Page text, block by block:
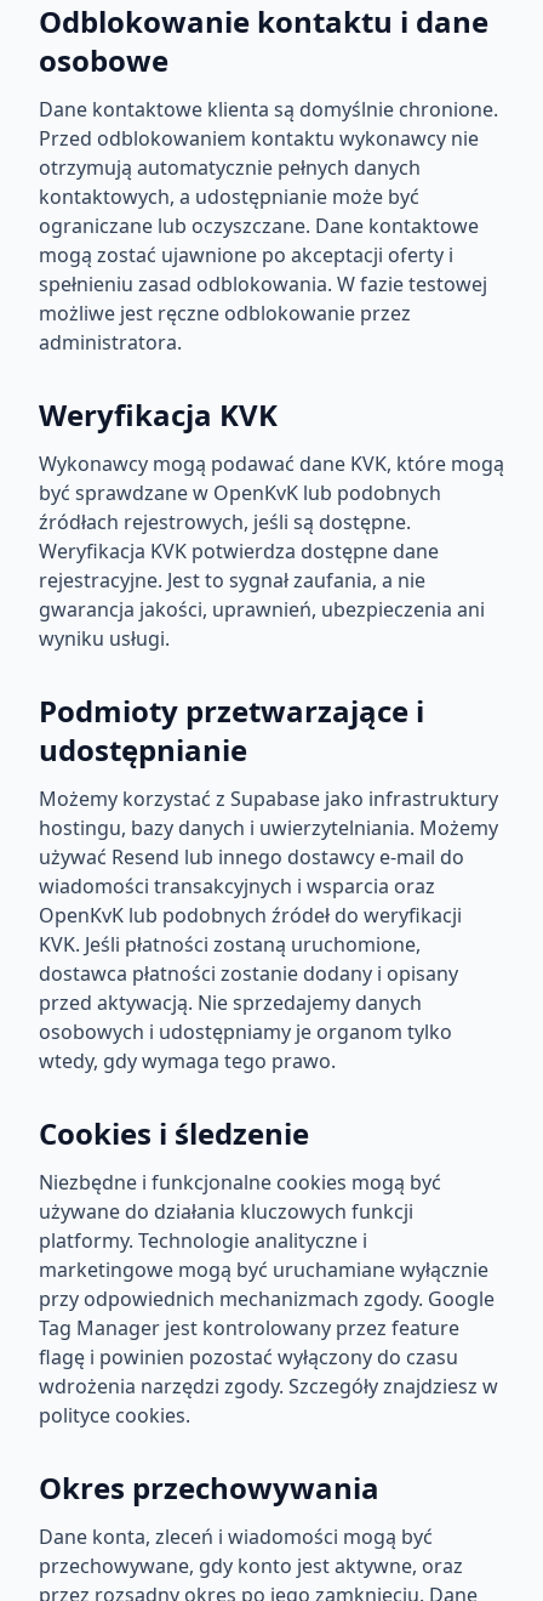
Odblokowanie kontaktu i dane
osobowe
Dane kontaktowe klienta są domyślnie chronione.
Przed odblokowaniem kontaktu wykonawcy nie
otrzymują automatycznie pełnych danych
kontaktowych, a udostępnianie może być
ograniczane lub oczyszczane. Dane kontaktowe
mogą zostać ujawnione po akceptacji oferty i
spełnieniu zasad odblokowania. W fazie testowej
możliwe jest ręczne odblokowanie przez
administratora.
Weryfikacja KVK
Wykonawcy mogą podawać dane KVK, które mogą
być sprawdzane w OpenKvK lub podobnych
źródłach rejestrowych, jeśli są dostępne.
Weryfikacja KVK potwierdza dostępne dane
rejestracyjne. Jest to sygnał zaufania, a nie
gwarancja jakości, uprawnień, ubezpieczenia ani
wyniku usługi.
Podmioty przetwarzające i
udostępnianie
Możemy korzystać z Supabase jako infrastruktury
hostingu, bazy danych i uwierzytelniania. Możemy
używać Resend lub innego dostawcy e-mail do
wiadomości transakcyjnych i wsparcia oraz
OpenKvK lub podobnych źródeł do weryfikacji
KVK. Jeśli płatności zostaną uruchomione,
dostawca płatności zostanie dodany i opisany
przed aktywacją. Nie sprzedajemy danych
osobowych i udostępniamy je organom tylko
wtedy, gdy wymaga tego prawo.
Cookies i śledzenie
Niezbędne i funkcjonalne cookies mogą być
używane do działania kluczowych funkcji
platformy. Technologie analityczne i
marketingowe mogą być uruchamiane wyłącznie
przy odpowiednich mechanizmach zgody. Google
Tag Manager jest kontrolowany przez feature
flagę i powinien pozostać wyłączony do czasu
wdrożenia narzędzi zgody. Szczegóły znajdziesz w
polityce cookies.
Okres przechowywania
Dane konta, zleceń i wiadomości mogą być
przechowywane, gdy konto jest aktywne, oraz
przez rozsądny okres po jego zamknięciu. Dane